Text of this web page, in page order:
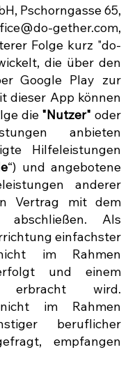
Pschorngasse 65,
gether.com,
Folge kurz "do-
die über den
Google Play zur
dieser App können
die"Nutzer" oder
anbieten
Hilfeleistungen
“) und angebotene
anderer
Vertrag mit dem
abschließen. Als
einfachster
im Rahmen
und einem
erbracht wird.
im Rahmen
beruflicher
empfangen